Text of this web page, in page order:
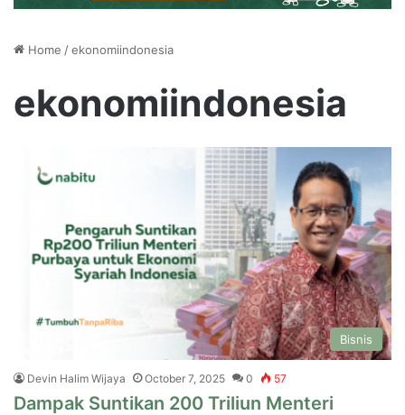
Home /ekonomiindonesia
ekonomiindonesia
Bisnis
Devin Halim Wijaya October 7, 2025 0 57
Dampak Suntikan 200 Triliun Menteri